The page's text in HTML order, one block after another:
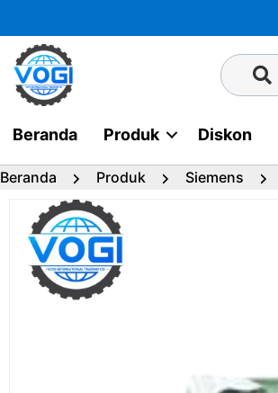
ke
konten
Beranda Produk Diskon
Beranda Produk Siemens